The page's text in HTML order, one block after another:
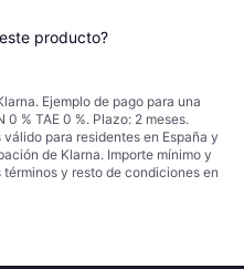
producto?
Ejemplo de pago para una
% TAE 0 %. Plazo: 2 meses.
para residentes en España y
de Klarna. Importe mínimo y
y resto de condiciones en